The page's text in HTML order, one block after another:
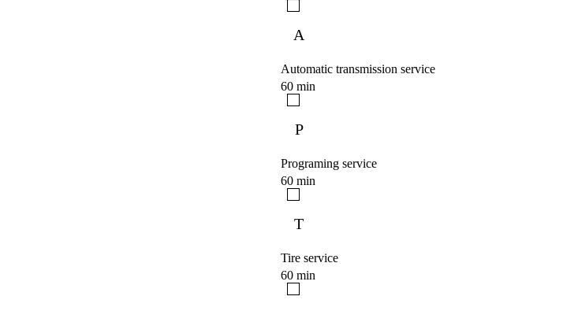
A
Automatic transmission service
60 min
P
Programing service
60 min
T
Tire service
60 min